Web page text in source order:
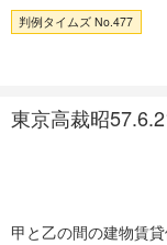
判例タイムズ No.477
東京高裁昭
甲と乙の間の建物賃